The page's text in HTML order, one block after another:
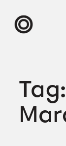
content
Tag: